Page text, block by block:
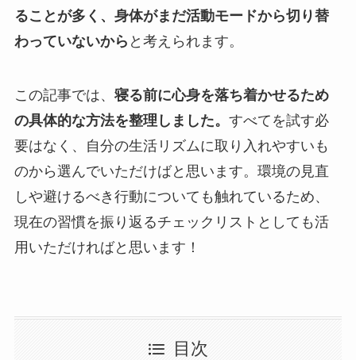
ることが多く、身体がまだ活動モードから切り替
わっていないから と考えられます。
この記事では、 寝る前に心身を落ち着かせるため
の具体的な方法を整理しました。 すべてを試す必
要はなく、自分の生活リズムに取り入れやすいも
のから選んでいただけばと思います。環境の見直
しや避けるべき行動についても触れているため、
現在の習慣を振り返るチェックリストとしても活
用いただければと思います！
目次